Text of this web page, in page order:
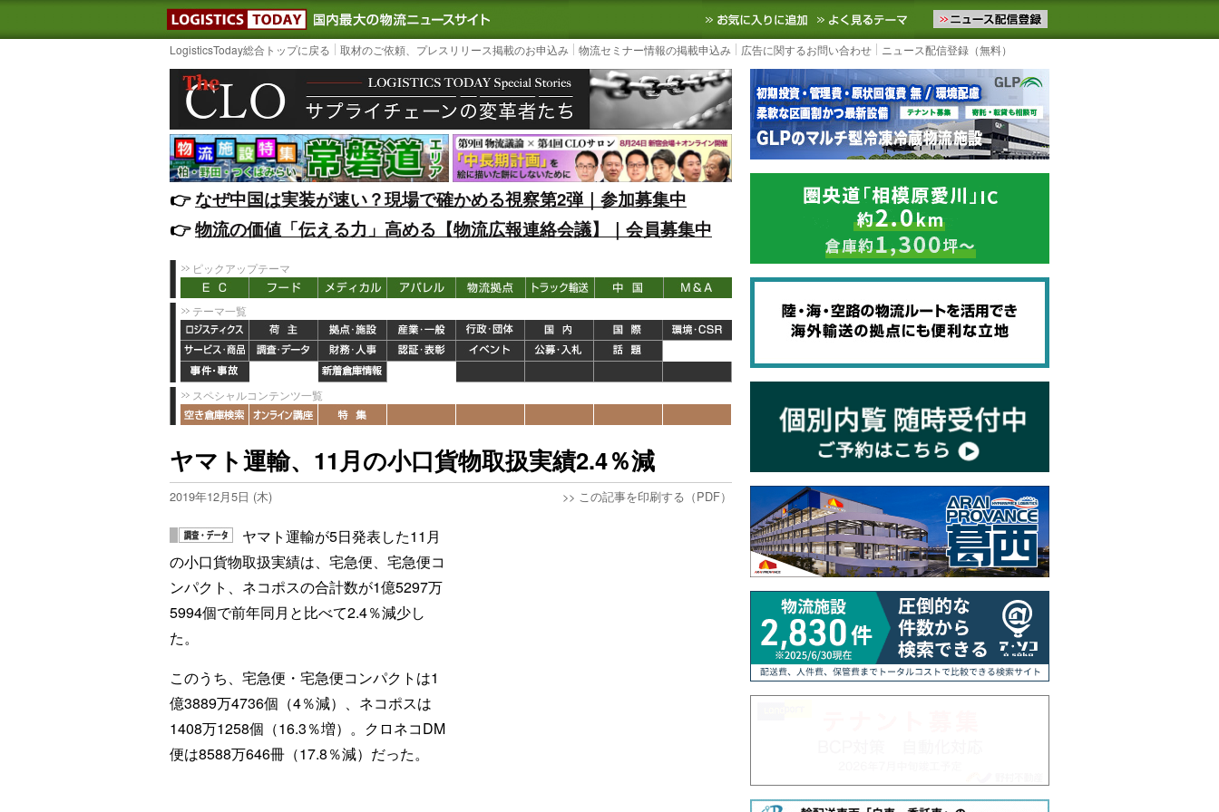
LOGISTICS TODAY｜国内最大の物流ニュースサイト3PL, SCMなど国内外の最新の物流ニュースをお届けします。物流ニュースメール配信を登録す
お気に入りに追加 よく見るテーマ
LogisticsToday総合トップに戻る 取材のご依頼、プレスリリース掲載のお申込み 物流セミナー情報の掲載申込み 広告に関するお問い合わせ ニュース配信登録（無料）
👉️なぜ中国は実装が速い？現場で確かめる視察第2弾｜参加募集中
👉️物流の価値「伝える力」高める【物流広報連絡会議】｜会員募集中
ピックアップテーマ
テーマ一覧
スペシャルコンテンツ一覧
ヤマト運輸、11月の小口貨物取扱実績2.4％減
2019年12月5日 (木) >> この記事を印刷する（PDF）
ヤマト運輸が5日発表した11月
の小口貨物取扱実績は、宅急便、宅急便コ
ンパクト、ネコポスの合計数が1億5297万
5994個で前年同月と比べて2.4％減少し
た。
このうち、宅急便・宅急便コンパクトは1
億3889万4736個（4％減）、ネコポスは
1408万1258個（16.3％増）。クロネコDM
便は8588万646冊（17.8％減）だった。